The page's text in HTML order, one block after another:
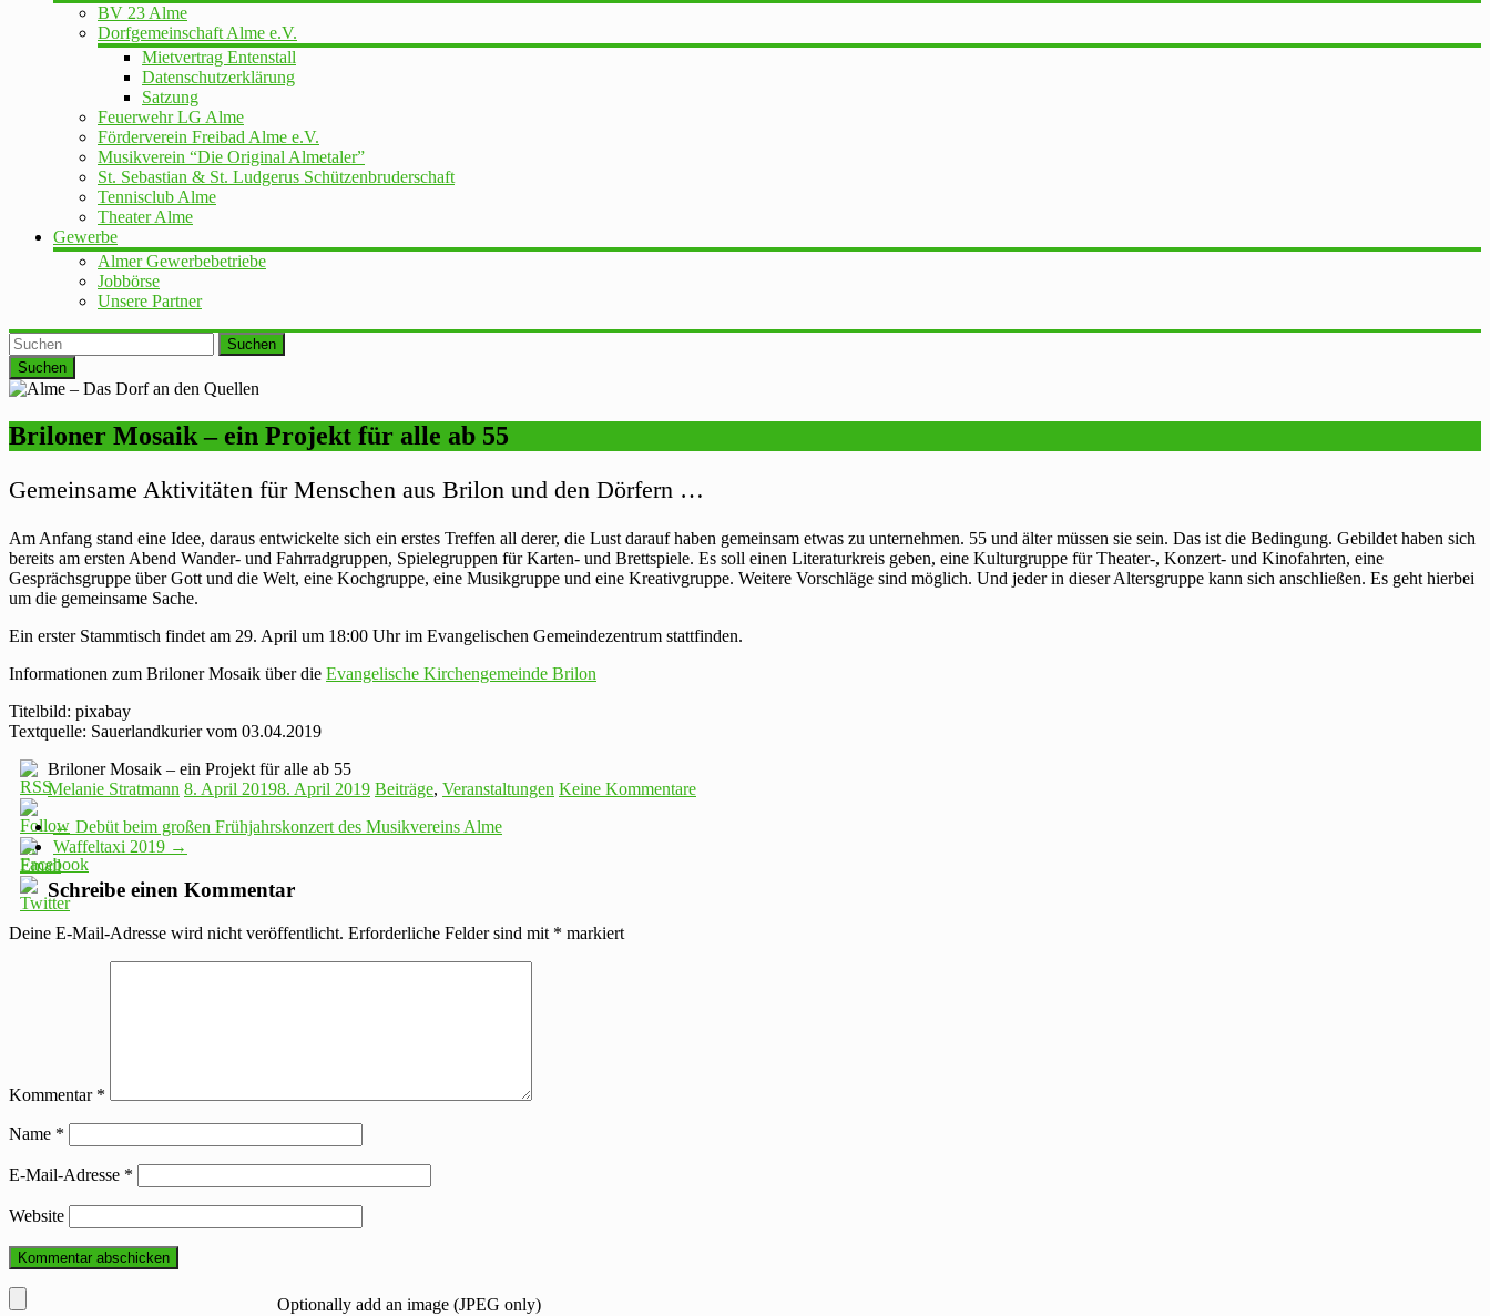
BV 23 Alme
Dorfgemeinschaft Alme e.V.
Mietvertrag Entenstall
Datenschutzerklärung
Satzung
Feuerwehr LG Alme
Förderverein Freibad Alme e.V.
Musikverein “Die Original Almetaler”
St. Sebastian & St. Ludgerus Schützenbruderschaft
Tennisclub Alme
Theater Alme
Gewerbe
Almer Gewerbebetriebe
Jobbörse
Unsere Partner
Suchen
Briloner Mosaik – ein Projekt für alle ab 55
Gemeinsame Aktivitäten für Menschen aus Brilon und den Dörfern …
Am Anfang stand eine Idee, daraus entwickelte sich ein erstes Treffen all derer, die Lust darauf haben gemeinsam etwas zu unternehmen. 55 und älter müssen sie sein. Das ist die Bedingung. Gebildet haben sich
bereits am ersten Abend Wander- und Fahrradgruppen, Spielegruppen für Karten- und Brettspiele. Es soll einen Literaturkreis geben, eine Kulturgruppe für Theater-, Konzert- und Kinofahrten, eine
Gesprächsgruppe über Gott und die Welt, eine Kochgruppe, eine Musikgruppe und eine Kreativgruppe. Weitere Vorschläge sind möglich. Und jeder in dieser Altersgruppe kann sich anschließen. Es geht hierbei
um die gemeinsame Sache.
Ein erster Stammtisch findet am 29. April um 18:00 Uhr im Evangelischen Gemeindezentrum stattfinden.
Informationen zum Briloner Mosaik über die Evangelische Kirchengemeinde Brilon
Titelbild: pixabay
Textquelle: Sauerlandkurier vom 03.04.2019
Briloner Mosaik – ein Projekt für alle ab 55
Melanie Stratmann 8. April 20198. April 2019 Beiträge, Veranstaltungen Keine Kommentare
← Debüt beim großen Frühjahrskonzert des Musikvereins Alme
Waffeltaxi 2019 →
Schreibe einen Kommentar
Deine E-Mail-Adresse wird nicht veröffentlicht. Erforderliche Felder sind mit * markiert
Kommentar *
Name *
E-Mail-Adresse *
Website
Optionally add an image (JPEG only)